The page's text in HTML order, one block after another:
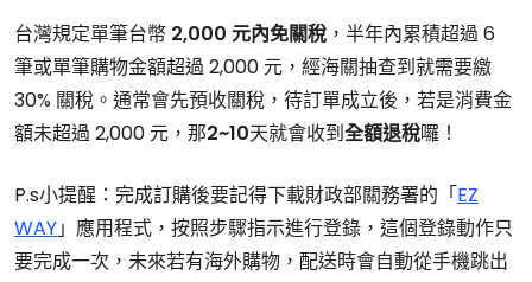
台灣規定單筆台幣 2,000 元內免關稅 ，半年內累積超過 6
筆或單筆購物金額超過 2,000 元，經海關抽查到就需要繳
30% 關稅。通常會先預收關稅，待訂單成立後，若是消費金
額未超過 2,000 元，那2~10天就會收到全額退稅囉！
P.s小提醒：完成訂購後要記得下載財政部關務署的「EZ
WAY」應用程式，按照步驟指示進行登錄，這個登錄動作只
要完成一次，未來若有海外購物，配送時會自動從手機跳出